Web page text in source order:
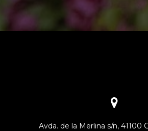
Avda. de la Merlina s/n, 41100